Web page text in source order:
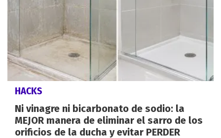
HACKS
Ni vinagre ni bicarbonato de sodio: la
MEJOR manera de eliminar el sarro de los
orificios de la ducha y evitar PERDER